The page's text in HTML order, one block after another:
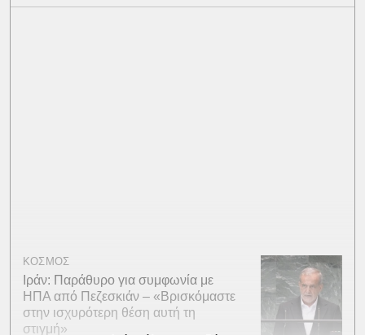
ΚΟΣΜΟΣ
Ιράν: Παράθυρο για συμφωνία με
ΗΠΑ από Πεζεσκιάν – «Βρισκόμαστε
στην ισχυρότερη θέση αυτή τη
στιγμή»